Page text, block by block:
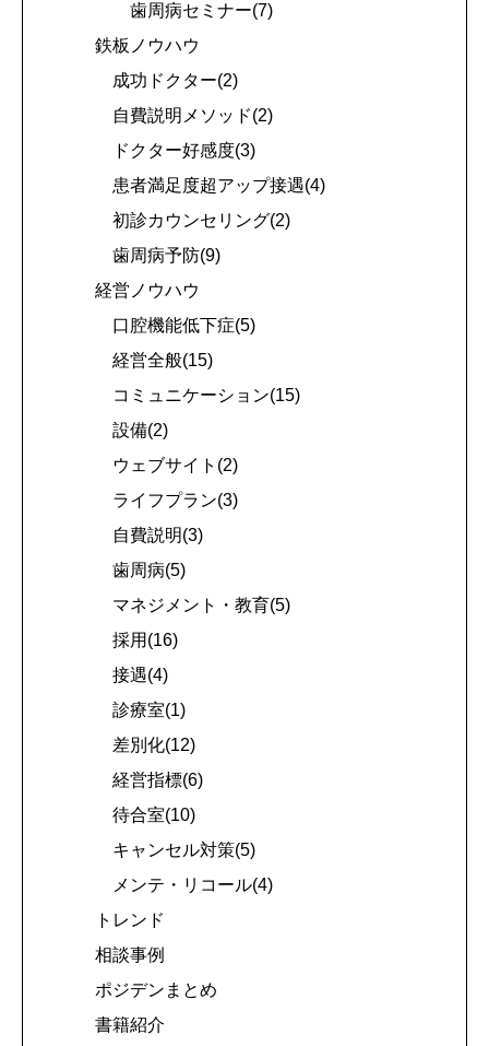
歯周病セミナー(7)
鉄板ノウハウ
成功ドクター(2)
自費説明メソッド(2)
ドクター好感度(3)
患者満足度超アップ接遇(4)
初診カウンセリング(2)
歯周病予防(9)
経営ノウハウ
口腔機能低下症(5)
経営全般(15)
コミュニケーション(15)
設備(2)
ウェブサイト(2)
ライフプラン(3)
自費説明(3)
歯周病(5)
マネジメント・教育(5)
採用(16)
接遇(4)
診療室(1)
差別化(12)
経営指標(6)
待合室(10)
キャンセル対策(5)
メンテ・リコール(4)
トレンド
相談事例
ポジデンまとめ
書籍紹介